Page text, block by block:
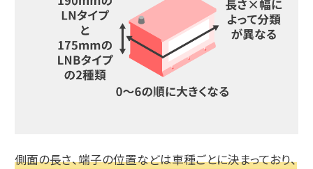
側面の長さ、端子の位置などは車種ごとに決まっており、